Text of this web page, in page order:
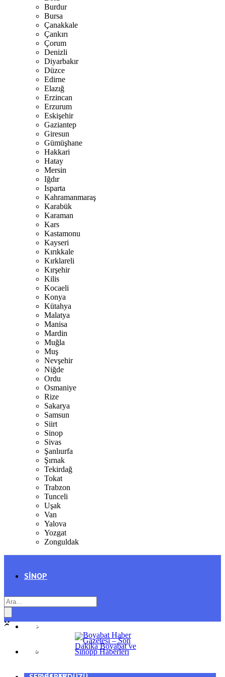
Burdur
Bursa
Çanakkale
Çankırı
Çorum
Denizli
Diyarbakır
Düzce
Edirne
Elazığ
Erzincan
Erzurum
Eskişehir
Gaziantep
Giresun
Gümüşhane
Hakkari
Hatay
Mersin
Iğdır
Isparta
Kahramanmaraş
Karabük
Karaman
Kars
Kastamonu
Kayseri
Kırıkkale
Kırklareli
Kırşehir
Kilis
Kocaeli
Konya
Kütahya
Malatya
Manisa
Mardin
Muğla
Muş
Nevşehir
Niğde
Ordu
Osmaniye
Rize
Sakarya
Samsun
Siirt
Sinop
Sivas
Şanlıurfa
Şırnak
Tekirdağ
Tokat
Trabzon
Tunceli
Uşak
Van
Yalova
Yozgat
Zonguldak
SINOP
AYANCIK
GENEL
SPOR